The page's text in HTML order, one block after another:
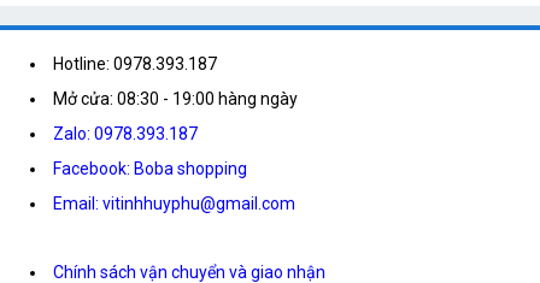
Hotline: 0978.393.187
Mở cửa: 08:30 - 19:00 hàng ngày
Zalo: 0978.393.187
Facebook: Boba shopping
Email: vitinhhuyphu@gmail.com
Chính sách vận chuyển và giao nhận